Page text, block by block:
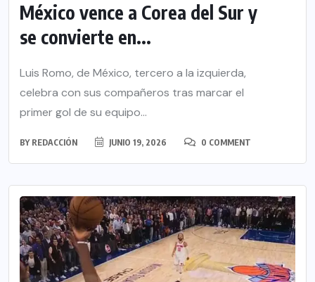
México vence a Corea del Sur y
se convierte en...
Luis Romo, de México, tercero a la izquierda,
celebra con sus compañeros tras marcar el
primer gol de su equipo...
BY REDACCIÓN JUNIO 19, 2026 0 COMMENT